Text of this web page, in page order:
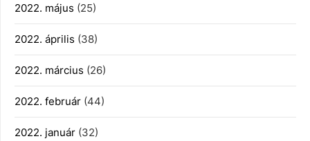
2022. május (25)
2022. április (38)
2022. március (26)
2022. február (44)
2022. január (32)